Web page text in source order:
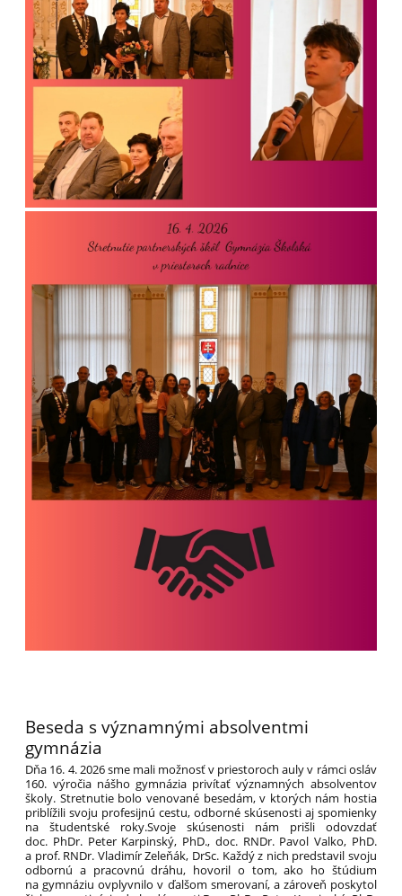
Beseda s významnými absolventmi
gymnázia
Dňa 16. 4. 2026 sme mali možnosť v priestoroch auly v rámci osláv
160. výročia nášho gymnázia privítať významných absolventov
školy. Stretnutie bolo venované besedám, v ktorých nám hostia
priblížili svoju profesijnú cestu, odborné skúsenosti aj spomienky
na študentské roky.Svoje skúsenosti nám prišli odovzdať
doc. PhDr. Peter Karpinský, PhD., doc. RNDr. Pavol Valko, PhD.
a prof. RNDr. Vladimír Zeleňák, DrSc. Každý z nich predstavil svoju
odbornú a pracovnú dráhu, hovoril o tom, ako ho štúdium
na gymnáziu ovplyvnilo v ďalšom smerovaní, a zároveň poskytol